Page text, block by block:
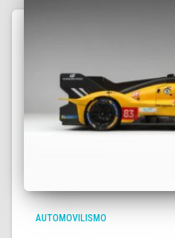
AUTOMOVILISMO